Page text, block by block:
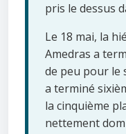
pris le dessus
Le 18 mai, la
Amedras a
de peu pour le
a terminé
la cinquième
nettement